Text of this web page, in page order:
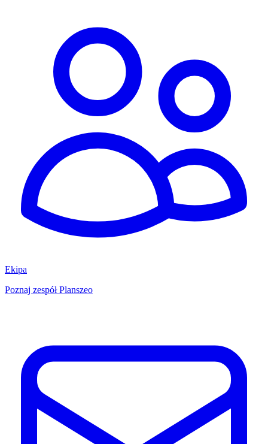
Ekipa
Poznaj zespół Planszeo